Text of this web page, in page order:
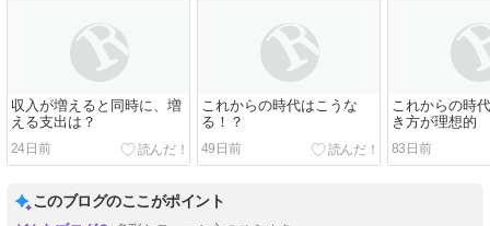
収入が増えると同時に、増
える支出は？
24日前
これからの時代はこうな
る！？
49日前
これからの時
き方が理想的
83日前
このブログのここがポイント